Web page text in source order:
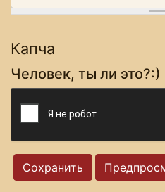
Капча
Человек, ты ли это?:)